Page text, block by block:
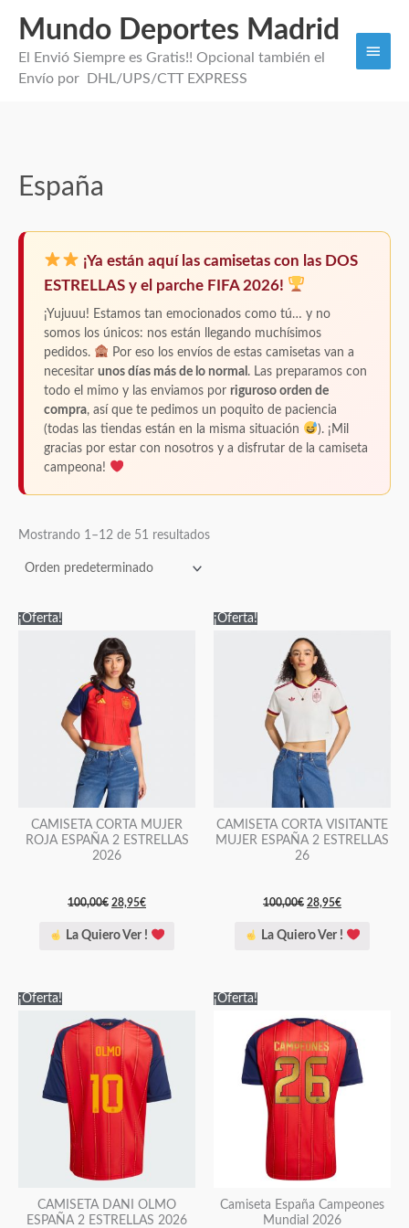
Mundo Deportes Madrid
El Envió Siempre es Gratis!! Opcional también el
Envío por DHL/UPS/CTT EXPRESS
España
¡Ya están aquí las camisetas con las DOS
ESTRELLAS y el parche FIFA 2026!
¡Yujuuu! Estamos tan emocionados como tú… y no
somos los únicos: nos están llegando muchísimos
pedidos.
Por eso los envíos de estas camisetas van a
necesitar unos días más de lo normal . Las preparamos con
todo el mimo y las enviamos por riguroso orden de
compra, así que te pedimos un poquito de paciencia
(todas las tiendas están en la misma situación
). ¡Mil
gracias por estar con nosotros y a disfrutar de la camiseta
campeona!
Mostrando 1–12 de 51 resultados
¡Oferta!
CAMISETA CORTA MUJER
ROJA ESPAÑA 2 ESTRELLAS
2026
100,00€
original
era:
100,00€.
28,95€
La Quiero Ver !
producto
tiene
múltiples
variantes.
Las
opciones
se
pueden
elegir
en
producto
¡Oferta!
CAMISETA CORTA VISITANTE
MUJER ESPAÑA 2 ESTRELLAS
26
100,00€
original
era:
100,00€.
28,95€
La Quiero Ver !
producto
tiene
múltiples
variantes.
opciones
se
pueden
elegir
en
producto
¡Oferta!
CAMISETA DANI OLMO
ESPAÑA 2 ESTRELLAS 2026
original
120,00€.
actual
es:
34,95€.
producto
tiene
múltiples
variantes.
Las
opciones
pueden
elegir
¡Oferta!
Camiseta España Campeones
Mundial 2026
original
125,00€.
es:
34,95€.
producto
tiene
múltiples
variantes.
opciones
pueden
elegir